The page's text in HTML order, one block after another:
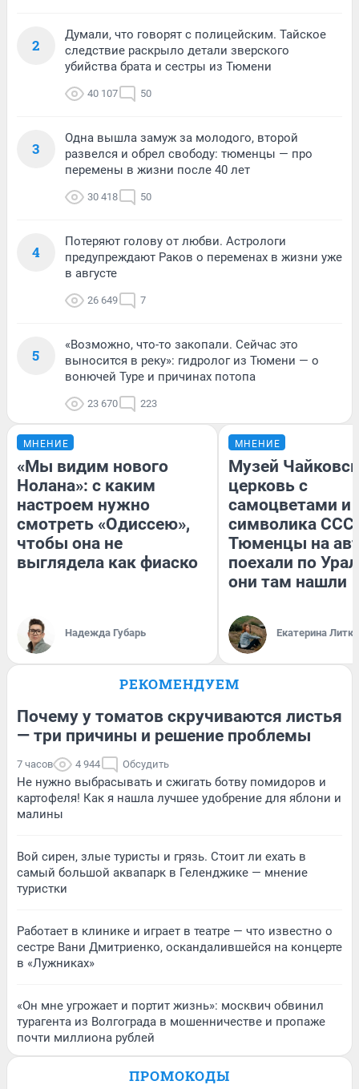
2
Думали, что говорят с полицейским. Тайское
следствие раскрыло детали зверского
убийства брата и сестры из Тюмени
40 107 50
3
Одна вышла замуж за молодого, второй
развелся и обрел свободу: тюменцы — про
перемены в жизни после 40 лет
30 418 50
4
Потеряют голову от любви. Астрологи
предупреждают Раков о переменах в жизни уже
в августе
26 649 7
5
«Возможно, что-то закопали. Сейчас это
выносится в реку»: гидролог из Тюмени — о
вонючей Туре и причинах потопа
23 670 223
МНЕНИЕ
«Мы видим нового
Нолана»: с каким
настроем нужно
смотреть «Одиссею»,
чтобы она не
выглядела как фиаско
Надежда Губарь
МНЕНИЕ
Музей
церковь с
самоцветами и
символика
Тюменцы на
поехали по
они там нашли
Екатерина
РЕКОМЕНДУЕМ
Почему у томатов скручиваются листья
— три причины и решение проблемы
7 часов 4 944 Обсудить
Не нужно выбрасывать и сжигать ботву помидоров и
картофеля! Как я нашла лучшее удобрение для яблони и
малины
Вой сирен, злые туристы и грязь. Стоит ли ехать в
самый большой аквапарк в Геленджике — мнение
туристки
Работает в клинике и играет в театре — что известно о
сестре Вани Дмитриенко, оскандалившейся на концерте
в «Лужниках»
«Он мне угрожает и портит жизнь»: москвич обвинил
турагента из Волгограда в мошенничестве и пропаже
почти миллиона рублей
ПРОМОКОДЫ